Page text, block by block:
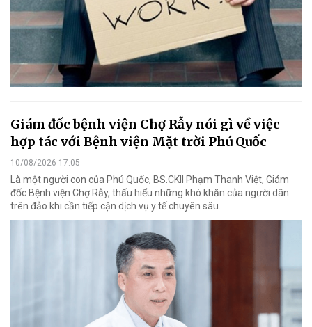
Giám đốc bệnh viện Chợ Rẫy nói gì về việc
hợp tác với Bệnh viện Mặt trời Phú Quốc
10/08/2026 17:05
Là một người con của Phú Quốc, BS.CKII Phạm Thanh Việt, Giám
đốc Bệnh viện Chợ Rẫy, thấu hiểu những khó khăn của người dân
trên đảo khi cần tiếp cận dịch vụ y tế chuyên sâu.